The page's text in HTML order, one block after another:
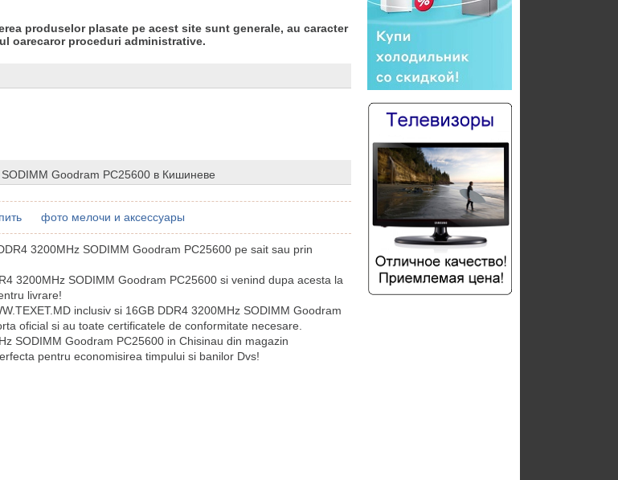
produselor plasate pe acest site sunt generale, au caracter
oarecaror proceduri administrative.
Goodram PC25600 в Кишиневе
фото мелочи и аксессуары
3200MHz SODIMM Goodram PC25600 pe sait sau prin
3200MHz SODIMM Goodram PC25600 si venind dupa acesta la
livrare!
inclusiv si 16GB DDR4 3200MHz SODIMM Goodram
oficial si au toate certificatele de conformitate necesare.
SODIMM Goodram PC25600 in Chisinau din magazin
pentru economisirea timpului si banilor Dvs!